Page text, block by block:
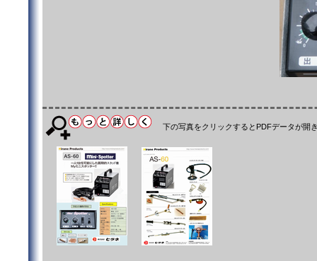
下の写真をクリックするとPDFデータが開